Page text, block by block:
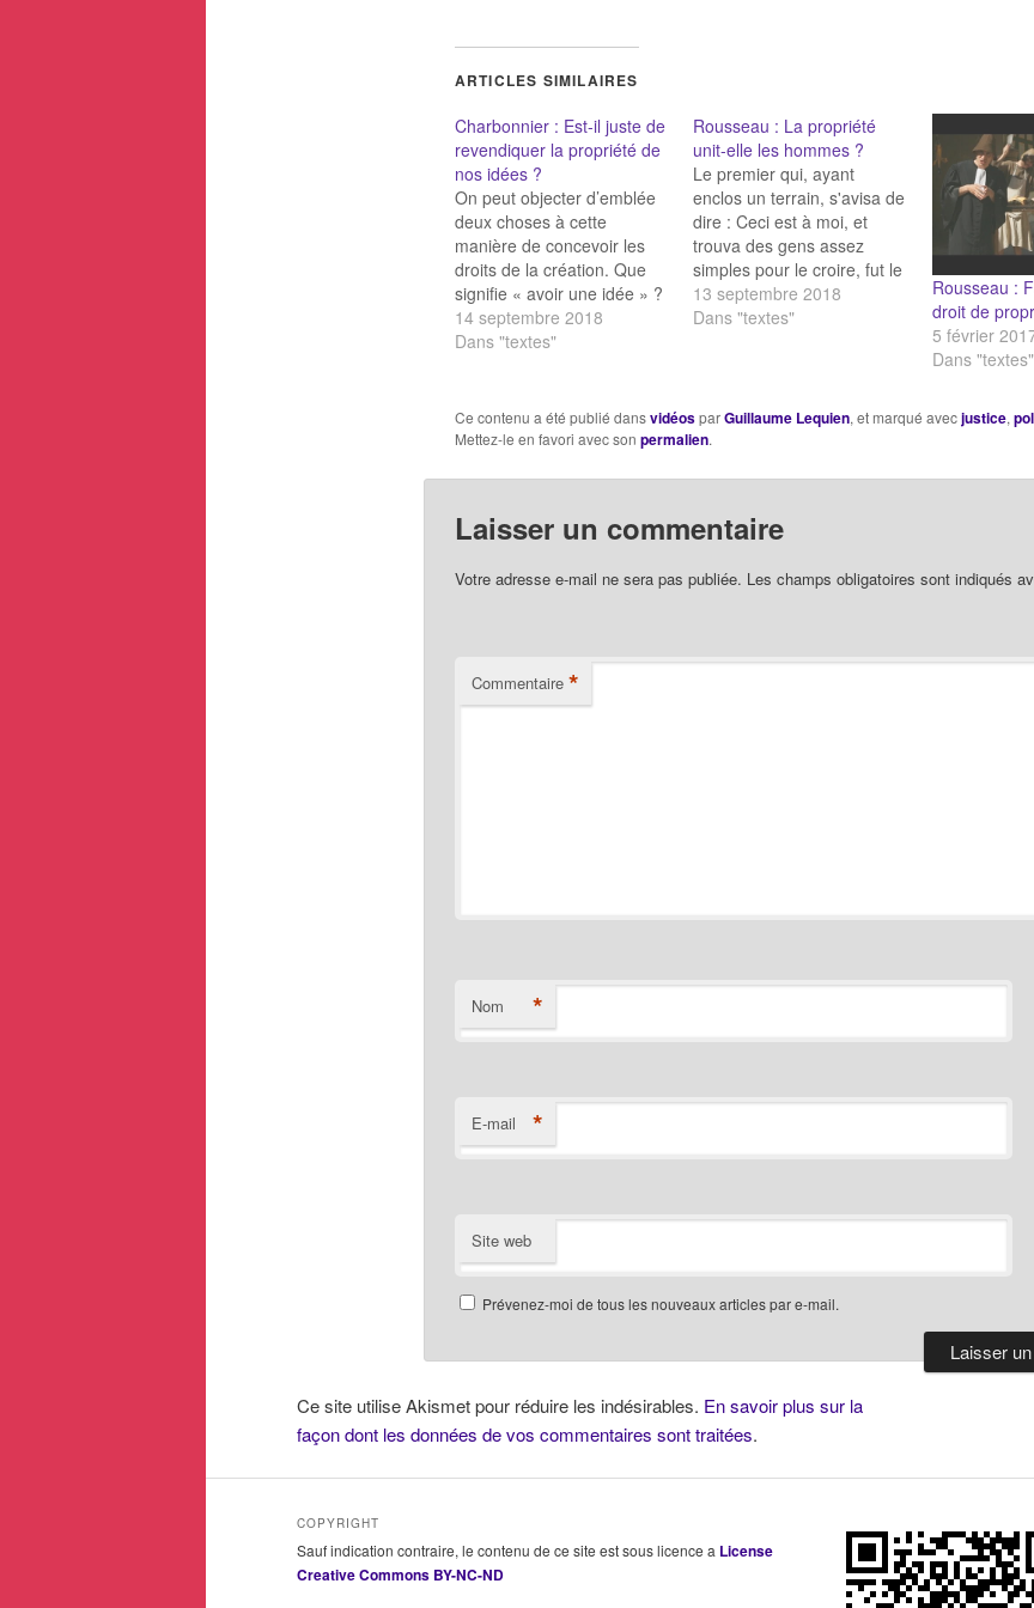
ARTICLES SIMILAIRES
Charbonnier : Est-il juste de
revendiquer la propriété de
nos idées ?
On peut objecter d’emblée
deux choses à cette
manière de concevoir les
droits de la création. Que
signifie « avoir une idée » ?
Qu’a-t-il fallu pour que l’idée
jaillisse ? Être partisan de la
répondre : rien d’autre
qu’un «moi » clairement
14 septembre 2018
Dans "textes"
Rousseau : La propriété
unit-elle les hommes ?
Le premier qui, ayant
enclos un terrain, s'avisa de
dire : Ceci est à moi, et
trouva des gens assez
simples pour le croire, fut le
vrai fondateur de la société
civile. Que de crimes, de
genre humain…
13 septembre 2018
Dans "textes"
Rousseau :
droit de
5 février
Dans "textes"
Ce contenu a été publié dansvidéosparGuillaume Lequien, et marqué avecjustice,
Mettez-le en favori avec son permalien.
Laisser un commentaire
Votre adresse e-mail ne sera pas publiée. Les champs obligatoires sont indiqués
Commentaire *
Nom *
E-mail *
Site web
Prévenez-moi de tous les nouveaux articles par e-mail.
Ce site utilise Akismet pour réduire les indésirables. En savoir plus sur la
façon dont les données de vos commentaires sont traitées.
COPYRIGHT
Sauf indication contraire, le contenu de ce site est sous licence a License
Creative Commons BY-NC-ND